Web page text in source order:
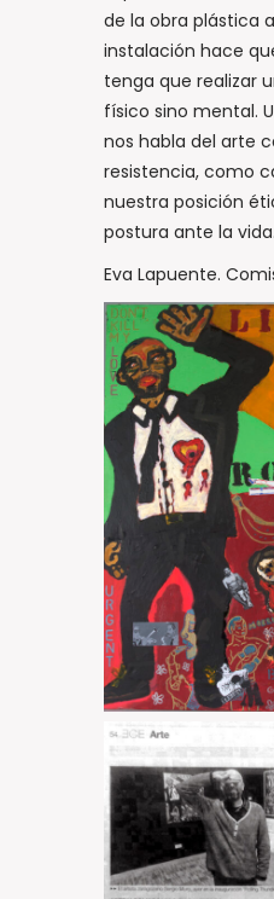
de la obra plástica
instalación hace
tenga que realizar
físico sino mental.
nos habla del arte
resistencia, como
nuestra posición
postura ante la vida.
Eva Lapuente.